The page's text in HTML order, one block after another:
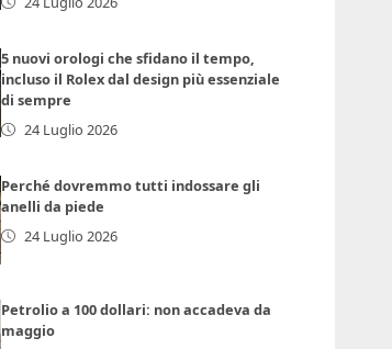
5 nuovi orologi che sfidano il tempo,
incluso il Rolex dal design più essenziale
di sempre
24 Luglio 2026
Perché dovremmo tutti indossare gli
anelli da piede
24 Luglio 2026
Petrolio a 100 dollari: non accadeva da
maggio